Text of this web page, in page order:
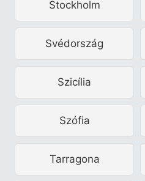
Stockholm
Svédország
Szicília
Szófia
Tarragona